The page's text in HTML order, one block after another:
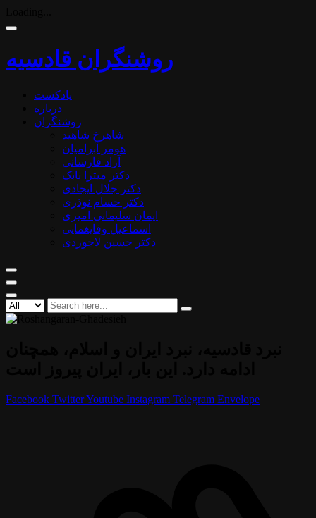
روشنگران قادسیه
پادکست
درباره
روشنگران
شاهرخ شاهید
هومر آبرامیان
آزاد فارسانی
دکتر میترا بابک
دکتر جلال ایجادی
دکتر حسام نوذری
ایمان سلیمانی امیری
اسماعیل وفایغمایی
دکتر حسین لاجوردی
Facebook TwitterYoutube Instagram Telegram Envelope